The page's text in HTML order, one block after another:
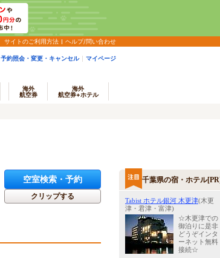
サイトのご利用方法 ヘルプ/問い合わせ
予約照会・変更・キャンセル マイページ
海外
航空券
海外
航空券+ホテル
空室検索・予約
クリップする
千葉県の宿・ホテル
Tabist ホテル銀河 木更津(木更
津・君津・富津)
☆木更津での
御泊りに是非
どうぞインタ
ーネット無料
接続☆